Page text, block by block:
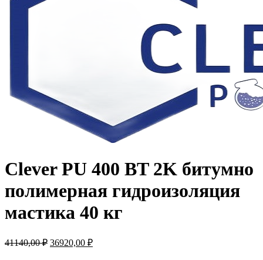
Clever PU 400 BT 2K битумно
полимерная гидроизоляция
мастика 40 кг
41140,00₽ 36920,00 ₽